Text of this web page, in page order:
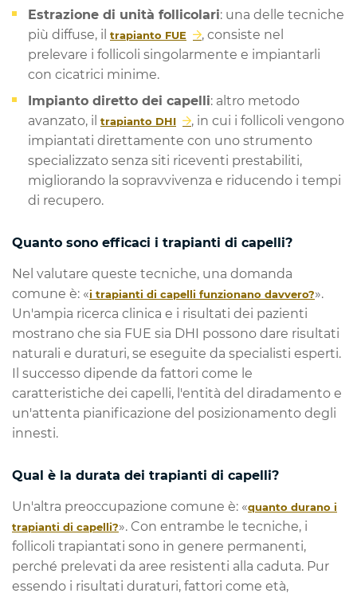
Estrazione di unità follicolari: una delle tecniche
più diffuse, il trapianto FUE
, consiste nel
prelevare i follicoli singolarmente e impiantarli
con cicatrici minime.
Impianto diretto dei capelli: altro metodo
avanzato, il trapianto DHI
, in cui i follicoli vengono
impiantati direttamente con uno strumento
specializzato senza siti riceventi prestabiliti,
migliorando la sopravvivenza e riducendo i tempi
di recupero.
Quanto sono efficaci i trapianti di capelli?
Nel valutare queste tecniche, una domanda
comune è: «i trapianti di capelli funzionano davvero?».
Un'ampia ricerca clinica e i risultati dei pazienti
mostrano che sia FUE sia DHI possono dare risultati
naturali e duraturi, se eseguite da specialisti esperti.
Il successo dipende da fattori come le
caratteristiche dei capelli, l'entità del diradamento e
un'attenta pianificazione del posizionamento degli
innesti.
Qual è la durata dei trapianti di capelli?
Un'altra preoccupazione comune è: «quanto durano i
trapianti di capelli?». Con entrambe le tecniche, i
follicoli trapiantati sono in genere permanenti,
perché prelevati da aree resistenti alla caduta. Pur
essendo i risultati duraturi, fattori come età,